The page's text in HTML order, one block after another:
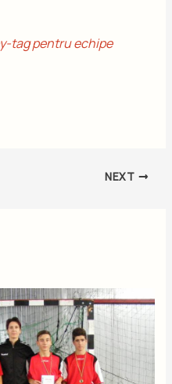
tag pentru echipe
NEXT